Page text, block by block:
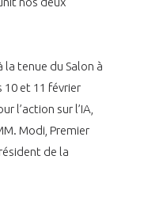
tenue du Salon à
10 et 11 février
l’action sur l’IA,
Modi, Premier
de la